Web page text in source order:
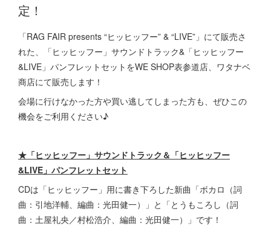
定！
「RAG FAIR presents “ヒッヒッフー” & “LIVE”」にて販売さ
れた、「ヒッヒッフー」サウンドトラック&「ヒッヒッフー
&LIVE」パンフレットセットをWE SHOP表参道店、ワタナベ
商店にて販売します！
会場に行けなかった方や買い逃してしまった方も、ぜひこの
機会をご利用ください♪
★「ヒッヒッフー」サウンドトラック＆「ヒッヒッフー
&LIVE」パンフレットセット
CDは「ヒッヒッフー」用に書き下ろした新曲「ボカロ（詞
曲：引地洋輔、編曲：光田健一）」と「とうもころし（詞
曲：土屋礼央／村松浩介、編曲：光田健一）」です！